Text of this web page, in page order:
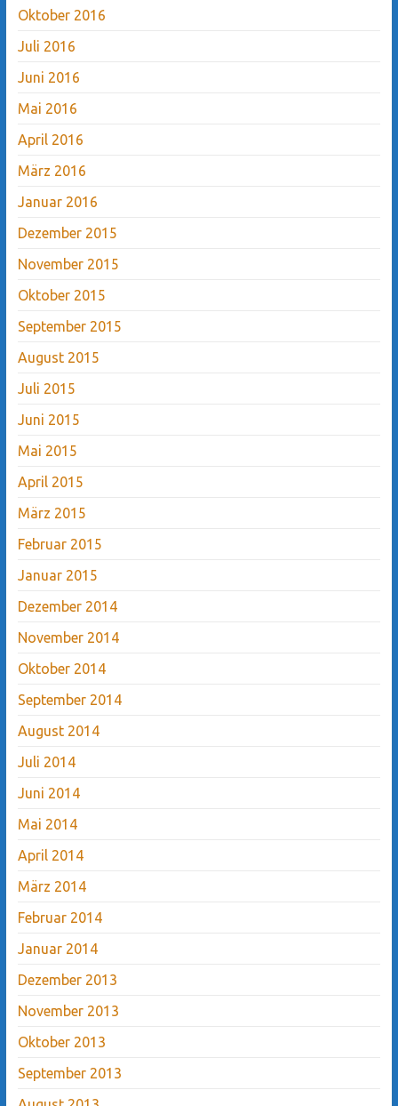
Oktober 2016
Juli 2016
Juni 2016
Mai 2016
April 2016
März 2016
Januar 2016
Dezember 2015
November 2015
Oktober 2015
September 2015
August 2015
Juli 2015
Juni 2015
Mai 2015
April 2015
März 2015
Februar 2015
Januar 2015
Dezember 2014
November 2014
Oktober 2014
September 2014
August 2014
Juli 2014
Juni 2014
Mai 2014
April 2014
März 2014
Februar 2014
Januar 2014
Dezember 2013
November 2013
Oktober 2013
September 2013